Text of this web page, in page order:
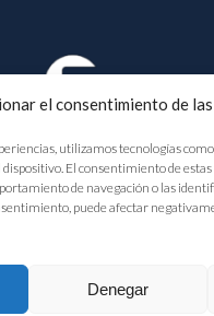
el consentimiento de
utilizamos tecnologías
El consentimiento de
de navegación o las
puede afectar
Denegar